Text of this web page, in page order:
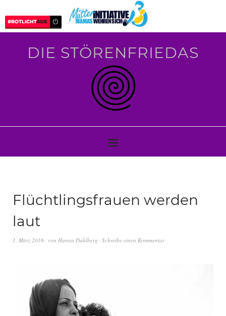
DIE STÖRENFRIEDAS
Flüchtlingsfrauen werden
laut
1. März 2016 von Hanna Dahlberg Schreibe einen Kommentar